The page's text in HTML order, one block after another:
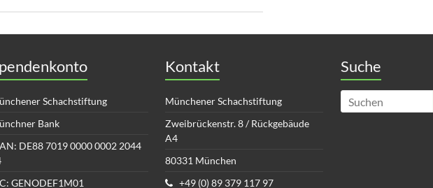
Schachstiftung
Bank
DE88 7019 0000 0002 2044
GENODEF1M01
Kontakt
Münchener Schachstiftung
Zweibrückenstr. 8 / Rückgebäude
A4
80331 München
+49 (0) 89 379 117 97
Suche